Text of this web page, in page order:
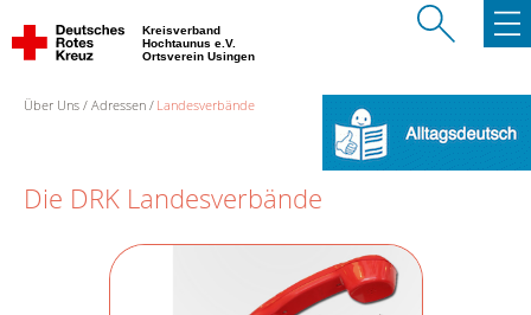
Kreisverband
Hochtaunus e.V.
Ortsverein Usingen
Über Uns Adressen Landesverbände
Die DRK Landesverbände